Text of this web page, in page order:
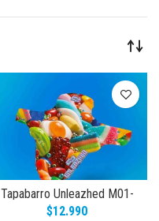
Tapabarro Unleazhed M01-
Candy Shop
$12.990